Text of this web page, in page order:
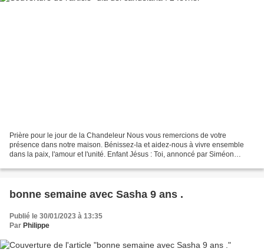
Prière pour le jour de la Chandeleur Nous vous remercions de votre
présence dans notre maison. Bénissez-la et aidez-nous à vivre ensemble
dans la paix, l'amour et l'unité. Enfant Jésus : Toi, annoncé par Siméon
bonne semaine avec Sasha 9 ans .
Publié le 30/01/2023 à 13:35
Par Philippe